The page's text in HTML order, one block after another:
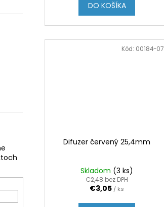
DO KOŠÍKA
Difuzer červený 25,4mm
Skladom (3 ks)
€2,48 bez DPH
€3,05 / ks
Kód: 00184-07